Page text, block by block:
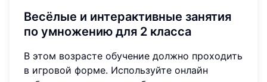
Весёлые и интерактивные занятия
по умножению для 2 класса
В этом возрасте обучение должно проходить
в игровой форме. Используйте онлайн